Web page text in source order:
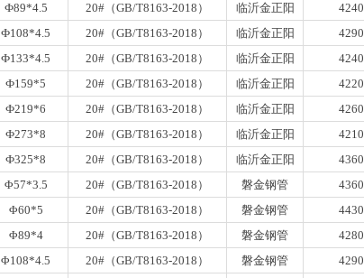
Ф89*4.5 20#（GB/T8163-2018） 临沂金正阳 4240
Ф108*4.5 20#（GB/T8163-2018） 临沂金正阳 4290
Ф133*4.5 20#（GB/T8163-2018） 临沂金正阳 4240
Ф159*5 20#（GB/T8163-2018） 临沂金正阳 4220
Ф219*6 20#（GB/T8163-2018） 临沂金正阳 4260
Ф273*8 20#（GB/T8163-2018） 临沂金正阳 4210
Ф325*8 20#（GB/T8163-2018） 临沂金正阳 4360
Φ57*3.5 20#（GB/T8163-2018） 磐金钢管 4360
Φ60*5 20#（GB/T8163-2018） 磐金钢管 4430
Φ89*4 20#（GB/T8163-2018） 磐金钢管 4280
Φ108*4.5 20#（GB/T8163-2018） 磐金钢管 4290